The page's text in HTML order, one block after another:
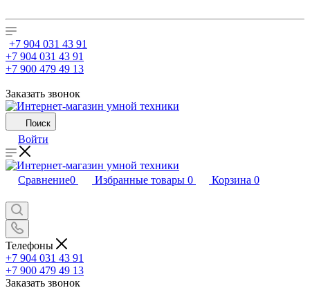
+7 904 031 43 91
+7 904 031 43 91
+7 900 479 49 13
Заказать звонок
Поиск
Войти
Сравнение0 Избранные товары 0 Корзина 0
Телефоны
+7 904 031 43 91
+7 900 479 49 13
Заказать звонок